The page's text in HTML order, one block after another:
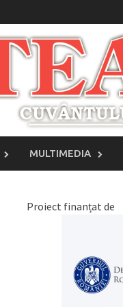
MULTIMEDIA
Proiect finanțat de